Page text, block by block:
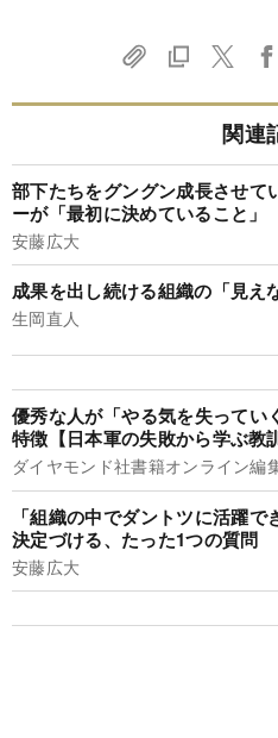
関連
部下たちをグングン成長させて
ーが「最初に決めていること」
安藤広大
成果を出し続ける組織の「見え
生岡直人
優秀な人が「やる気を失ってい
特徴【日本軍の失敗から学ぶ教
ダイヤモンド社書籍オンライン編
「組織の中でダントツに活躍
決定づける、たった1つの質問
安藤広大